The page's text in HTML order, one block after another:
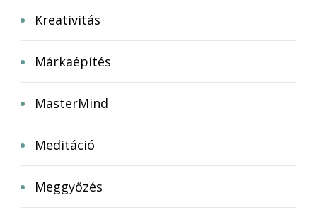
Kreativitás
Márkaépítés
MasterMind
Meditáció
Meggyőzés